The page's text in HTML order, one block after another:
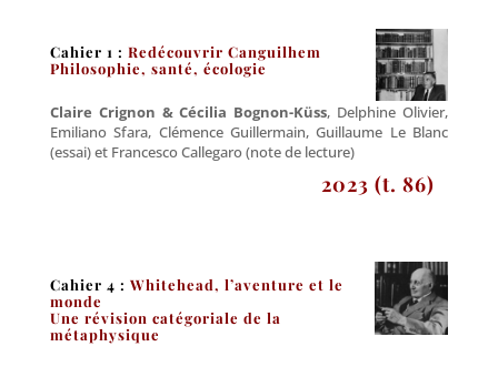
Cahier 1 : Redécouvrir Canguilhem
Philosophie, santé, écologie
Claire Crignon & Cécilia Bognon-Küss, Delphine Olivier,
Emiliano Sfara, Clémence Guillermain, Guillaume Le Blanc
(essai) et Francesco Callegaro (note de lecture)
2023 (t. 86)
Cahier 4 : Whitehead, l’aventure et le
monde
Une révision catégoriale de la
métaphysique